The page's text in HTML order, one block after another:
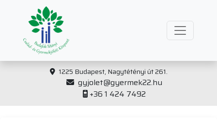
1225 Budapest, Nagytétényi út 261.
gyjolet@gyermek22.hu
+36 1 424 7492